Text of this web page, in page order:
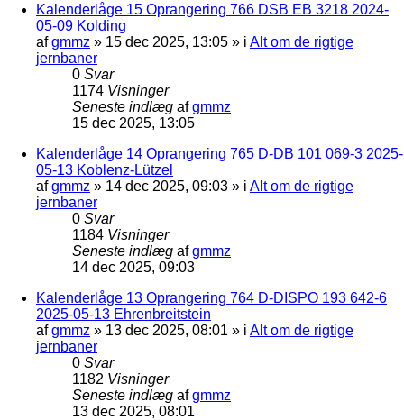
Kalenderlåge 15 Oprangering 766 DSB EB 3218 2024-
05-09 Kolding
afgmmz » 15 dec 2025, 13:05 » i Alt om de rigtige
jernbaner
0 Svar
1174 Visninger
Seneste indlæg afgmmz
15 dec 2025, 13:05
Kalenderlåge 14 Oprangering 765 D-DB 101 069-3 2025-
05-13 Koblenz-Lützel
afgmmz » 14 dec 2025, 09:03 » i Alt om de rigtige
jernbaner
0 Svar
1184 Visninger
Seneste indlæg afgmmz
14 dec 2025, 09:03
Kalenderlåge 13 Oprangering 764 D-DISPO 193 642-6
2025-05-13 Ehrenbreitstein
afgmmz » 13 dec 2025, 08:01 » i Alt om de rigtige
jernbaner
0 Svar
1182 Visninger
Seneste indlæg afgmmz
13 dec 2025, 08:01